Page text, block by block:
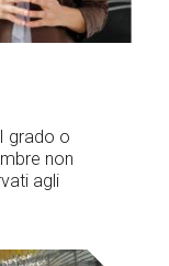
grado o
non
agli